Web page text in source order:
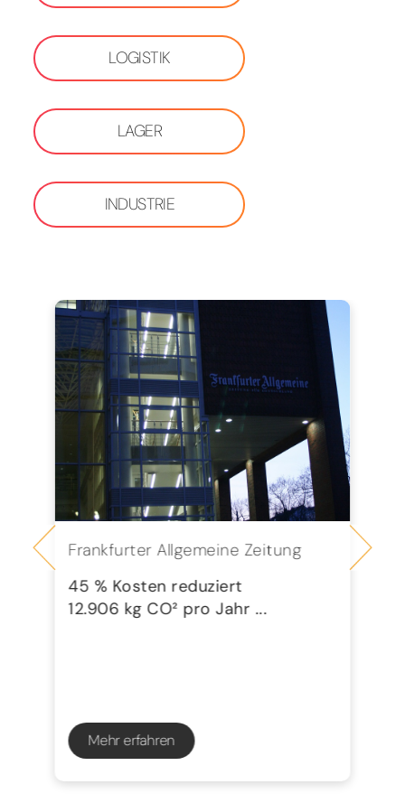
LOGISTIK
LAGER
INDUSTRIE
Frankfurter Allgemeine Zeitung
45 % Kosten reduziert
12.906 kg CO² pro Jahr ...
Mehr erfahren